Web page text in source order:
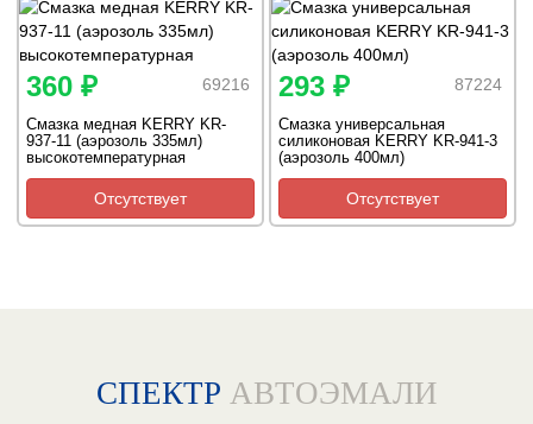
69216
360 ₽
Смазка медная KERRY KR-
937-11 (аэрозоль 335мл)
высокотемпературная
Отсутствует
87224
293 ₽
Смазка универсальная
силиконовая KERRY KR-941-3
(аэрозоль 400мл)
Отсутствует
СПЕКТР АВТОЭМАЛИ